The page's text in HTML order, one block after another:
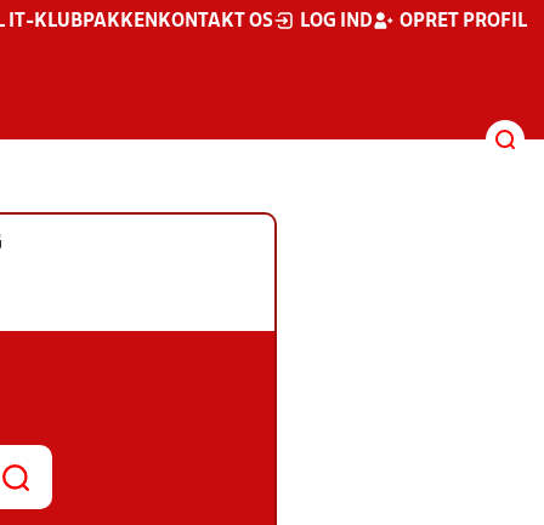
IT-KLUBPAKKEN KONTAKT OS LOG IND OPRET PROFIL